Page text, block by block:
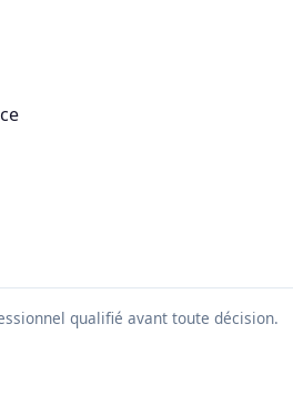
qualifié avant toute décision.